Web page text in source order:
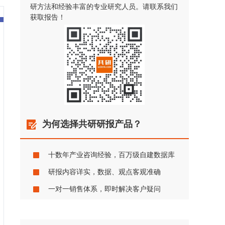
研方法和经验丰富的专业研究人员。请联系我们
获取报告！
为何选择共研研报产品？
十数年产业咨询经验，百万级自建数据库
研报内容详实，数据、观点客观准确
一对一销售体系，即时解决客户疑问